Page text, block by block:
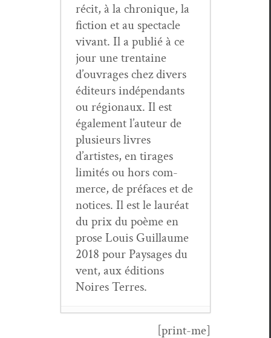
réc­it, à la chronique, la
fic­tion et au spec­ta­cle
vivant. Il a pub­lié à ce
jour une trentaine
d’ouvrages chez divers
édi­teurs indépen­dants
ou régionaux. Il est
égale­ment l’auteur de
plusieurs livres
d’artistes, en tirages
lim­ités ou hors com­
merce, de pré­faces et de
notices. Il est le lau­réat
du prix du poème en
prose Louis Guil­laume
2018 pour Paysages du
vent, aux édi­tions
Noires Terres.
[print-me]